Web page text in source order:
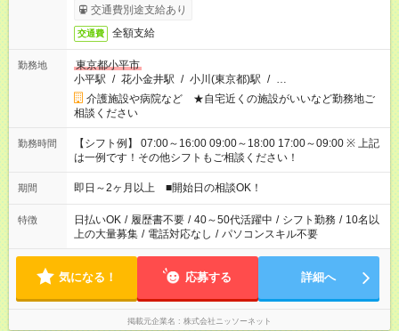
交通費別途支給あり
交通費 全額支給
勤務地
東京都小平市
小平駅 / 花小金井駅 / 小川(東京都)駅 / …
介護施設や病院など ★自宅近くの施設がいいなど勤務地ご
相談ください
勤務時間
【シフト例】 07:00～16:00 09:00～18:00 17:00～09:00 ※ 上記
は一例です！その他シフトもご相談ください！
期間 即日～2ヶ月以上 ■開始日の相談OK！
特徴 日払いOK / 履歴書不要 / 40～50代活躍中 / シフト勤務 / 10名以
上の大量募集 / 電話対応なし / パソコンスキル不要
気になる！ 応募する 詳細へ
掲載元企業名 株式会社ニッソーネット